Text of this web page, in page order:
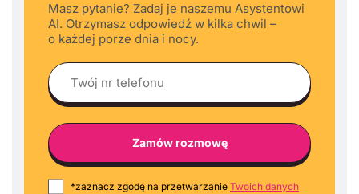
Masz pytanie? Zadaj je naszemu Asystentowi
AI. Otrzymasz odpowiedź w kilka chwil –
o każdej porze dnia i nocy.
*zaznacz zgodę na przetwarzanie Twoich danych